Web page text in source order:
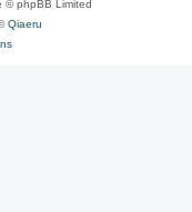
© phpBB Limited
Qiaeru